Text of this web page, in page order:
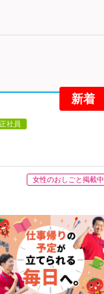
新着
正社員
女性のおしごと掲載中